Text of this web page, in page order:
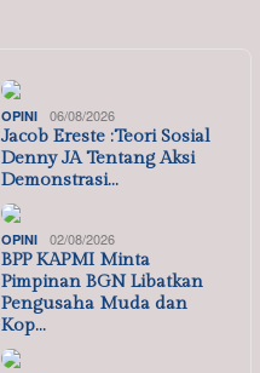
OPINI 06/08/2026
Jacob Ereste :Teori Sosial
Denny JA Tentang Aksi
Demonstrasi…
OPINI 02/08/2026
BPP KAPMI Minta
Pimpinan BGN Libatkan
Pengusaha Muda dan
Kop…